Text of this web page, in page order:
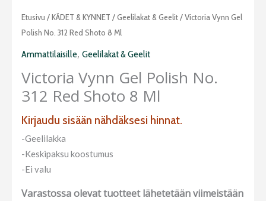
Etusivu /KÄDET & KYNNET /Geelilakat & Geelit/ Victoria Vynn Gel
Polish No. 312 Red Shoto 8 Ml
Ammattilaisille, Geelilakat & Geelit
Victoria Vynn Gel Polish No.
312 Red Shoto 8 Ml
Kirjaudu sisään nähdäksesi hinnat.
-Geelilakka
-Keskipaksu koostumus
-Ei valu
Varastossa olevat tuotteet lähetetään viimeistään